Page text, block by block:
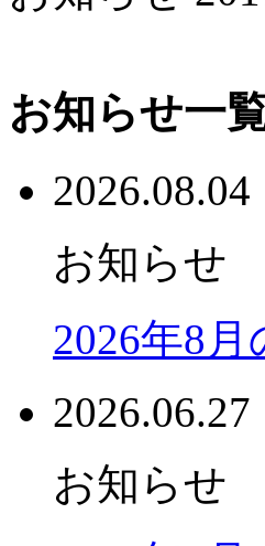
お知らせ一
2026.08.04
お知らせ
2026年8
2026.06.27
お知らせ